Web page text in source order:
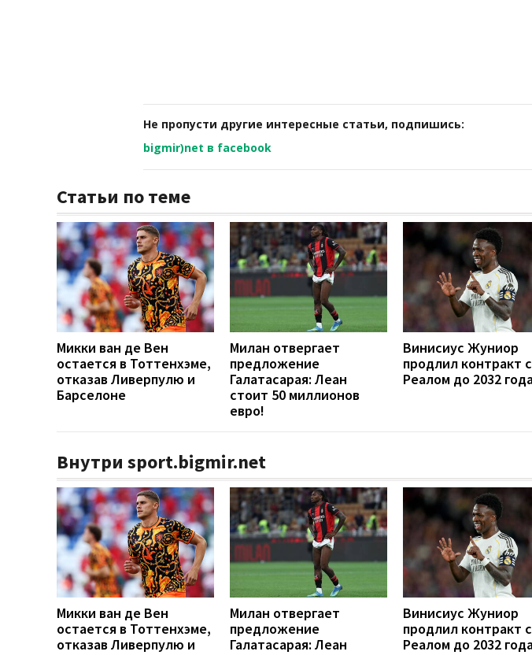
Не пропусти другие интересные статьи, подпишись:
bigmir)net в facebook
Статьи по теме
Микки ван де Вен
остается в Тоттенхэме,
отказав Ливерпулю и
Барселоне
Милан отвергает
предложение
Галатасарая: Леан
стоит 50 миллионов
евро!
Винисиус Жуниор
продлил контракт с
Реалом до 2032
Внутри sport.bigmir.net
Микки ван де Вен
остается в Тоттенхэме,
отказав Ливерпулю и
Милан отвергает
предложение
Галатасарая: Леан
Винисиус Жуниор
продлил контракт с
Реалом до 2032